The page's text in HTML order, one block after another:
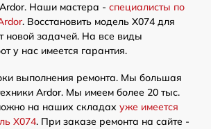
Наши мастера - специалисты по
. Восстановить модель X074 для
новой задачей. На все виды
у нас имеется гарантия.
выполнения ремонта. Мы большая
Ardor. Мы имеем более 20 тыс.
на наших складах уже имеется
X074. При заказе ремонта на сайте -